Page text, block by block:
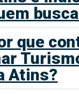
que
Atins?